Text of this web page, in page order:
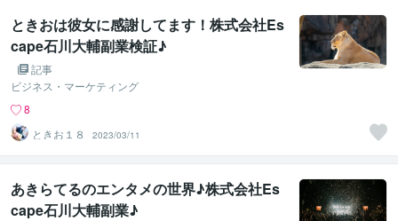
ときおは彼女に感謝してます！株式会社Es
cape石川大輔副業検証♪
記事
ビジネス・マーケティング
8
ときお１８
2023/03/11
あきらてるのエンタメの世界♪株式会社Es
cape石川大輔副業♪